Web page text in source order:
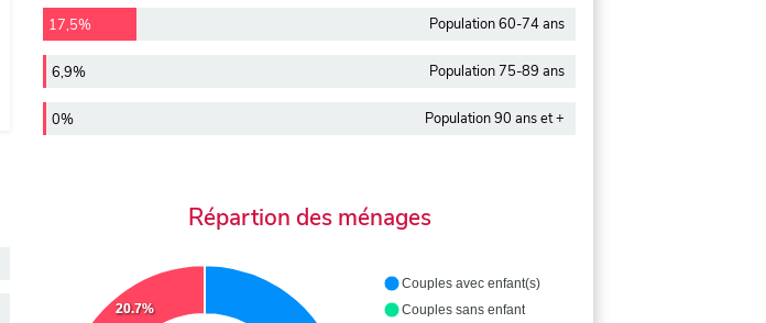
17,5% Population 60-74 ans
6,9% Population 75-89 ans
0% Population 90 ans et +
Répartion des ménages
20.7%
Couples avec enfant(s)
Couples sans enfant